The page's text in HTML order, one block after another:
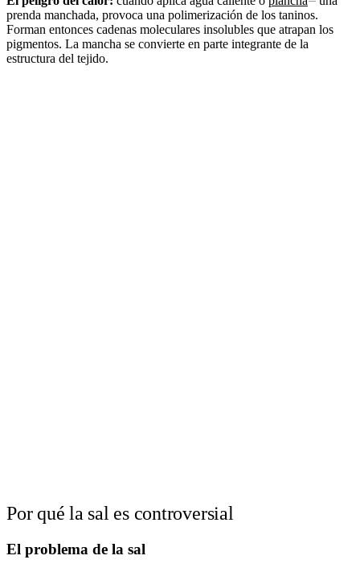
prenda manchada, provoca una polimerización de los taninos.
Forman entonces cadenas moleculares insolubles que atrapan los
pigmentos. La mancha se convierte en parte integrante de la
estructura del tejido.
Por qué la sal es controversial
El problema de la sal